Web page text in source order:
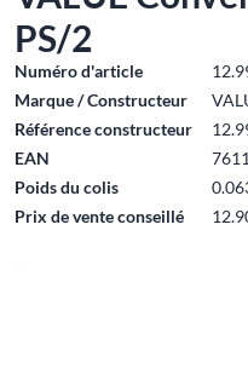
PS/2
Numéro d'article
Marque / Constructeur
Référence constructeur
EAN
Poids du colis
Prix de vente conseillé